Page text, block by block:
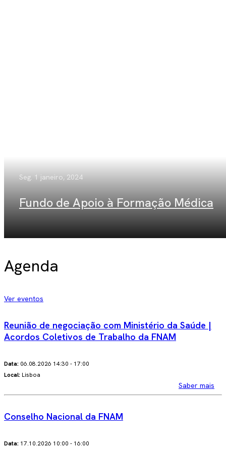
Seg. 1 janeiro, 2024
Fundo de Apoio à Formação Médica
Agenda
Ver eventos
Reunião de negociação com Ministério da Saúde |
Acordos Coletivos de Trabalho da FNAM
Data: 06.08.2026 14:30 - 17:00
Local: Lisboa
Saber mais
Conselho Nacional da FNAM
Data: 17.10.2026 10:00 - 16:00